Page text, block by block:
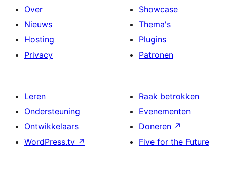
Over
Nieuws
Hosting
Privacy
Showcase
Thema's
Plugins
Patronen
Leren
Ondersteuning
Ontwikkelaars
WordPress.tv ↗
Raak betrokken
Evenementen
Doneren ↗
Five for the Future